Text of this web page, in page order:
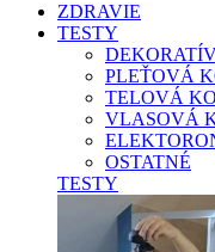
ZDRAVIE
TESTY
PLEŤOVÁ
TELOVÁ
VLASOVÁ
OSTATNÉ
TESTY